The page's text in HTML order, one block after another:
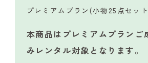
プレミアムプラン(小物25点セッ
本商品はプレミアムプランご
み レンタル対象となります。